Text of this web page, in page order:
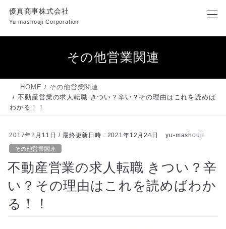
ン
キ
ー
に
優真商事株式会社
Yu-mashouji Corporation
その他営業関連
HOME
その他営業関連
不動産営業の求人転職 きつい？辛い？その理由はこれを読めば
わかる！！
2017年2月11日 / 最終更新日時 : 2021年12月24日 yu-mashouji
その他営業関連
不動産営業の求人転職 きつい？辛
い？その理由はこれを読めばわか
る！！